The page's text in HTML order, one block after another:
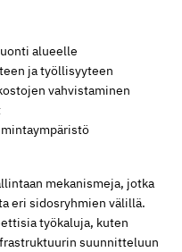
alueelle
ja työllisyyteen
vahvistaminen
mekanismeja, jotka
eri sidosryhmien välillä.
työkaluja, kuten
suunnitteluun